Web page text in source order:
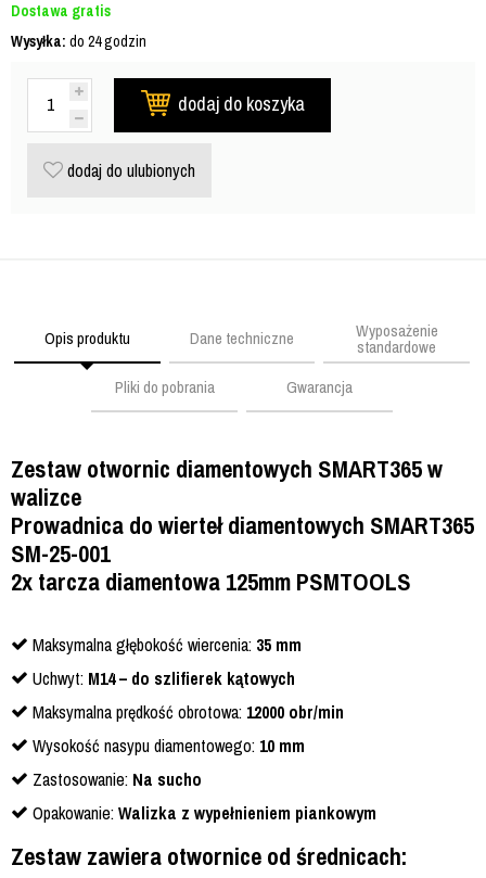
Dostawa gratis
Wysyłka: do 24 godzin
dodaj do koszyka
dodaj do ulubionych
Opis produktu Dane techniczne Wyposażenie
standardowe
Pliki do pobrania
Gwarancja
Zestaw otwornic diamentowych SMART365 w
walizce
Prowadnica do wierteł diamentowych SMART365
SM-25-001
2x tarcza diamentowa 125mm PSMTOOLS
Maksymalna głębokość wiercenia: 35 mm
Uchwyt: M14 – do szlifierek kątowych
Maksymalna prędkość obrotowa: 12000 obr/min
Wysokość nasypu diamentowego: 10 mm
Zastosowanie: Na sucho
Opakowanie:Walizka z wypełnieniem piankowym
Zestaw zawiera otwornice od średnicach: